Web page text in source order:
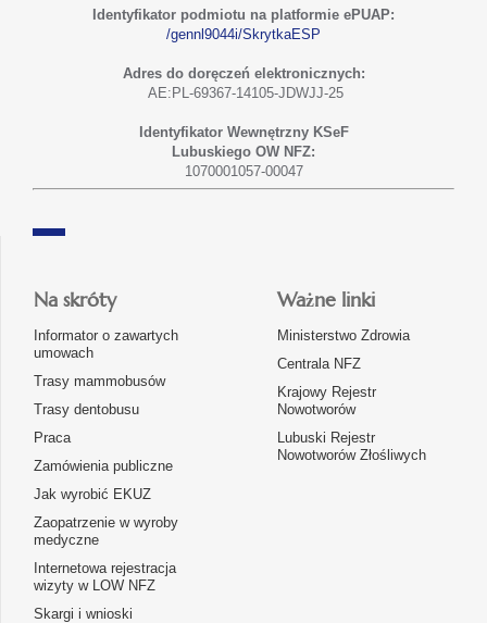
Identyfikator podmiotu na platformie ePUAP:
/gennl9044i/SkrytkaESP
Adres do doręczeń elektronicznych:
AE:PL-69367-14105-JDWJJ-25
Identyfikator Wewnętrzny KSeF
Lubuskiego OW NFZ:
1070001057-00047
Na skróty
Informator o zawartych
umowach
Trasy mammobusów
Trasy dentobusu
Praca
Zamówienia publiczne
Jak wyrobić EKUZ
Zaopatrzenie w wyroby
medyczne
Internetowa rejestracja
wizyty w LOW NFZ
Skargi i wnioski
Ważne linki
Ministerstwo Zdrowia
Centrala NFZ
Krajowy Rejestr
Nowotworów
Lubuski Rejestr
Nowotworów Złośliwych